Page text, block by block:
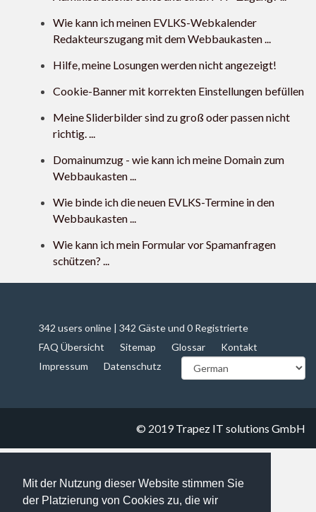
Mit der Nutzung dieser Website stimmen Sie
der Platzierung von Cookies zu, die wir
Wie kann ich meinen EVLKS-Webkalender
Redakteurszugang mit dem Webbaukasten ...
Hilfe, meine Losungen werden nicht angezeigt!
Cookie-Banner mit korrekten Einstellungen befüllen
Meine Sliderbilder sind zu groß oder passen nicht
richtig. ...
Domainumzug - wie kann ich meine Domain zum
Webbaukasten ...
Wie binde ich die neuen EVLKS-Termine in den
Webbaukasten ...
Wie kann ich mein Formular vor Spamanfragen
schützen? ...
342 users online | 342 Gäste und 0 Registrierte
FAQ Übersicht
Sitemap Glossar
Kontakt
Impressum
Datenschutz
© 2019Trapez IT solutions GmbH